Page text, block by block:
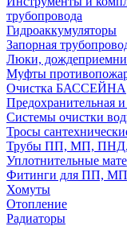
трубопровода
Гидроаккумуляторы
Запорная
Люки,
Муфты
Очистка БАССЕЙНА
Предохранительная
Системы очистки
Тросы
Трубы ПП, МП,
Уплотнительные
Фитинги для ПП,
Хомуты
Отопление
Радиаторы